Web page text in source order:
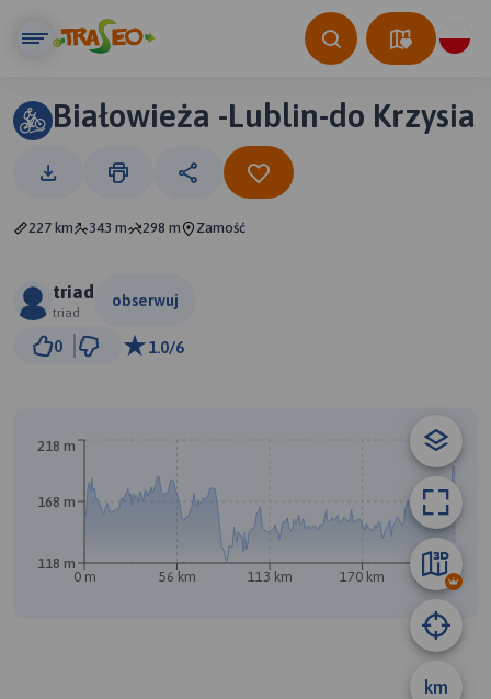
Białowieża -Lublin-do Krzysia
227 km 343 m 298 m Zamość
triad
triad
obserwuj
0 1.0/6
km
0 m 56 km 113 km 170 km 227 km
118 m
168 m
218 m